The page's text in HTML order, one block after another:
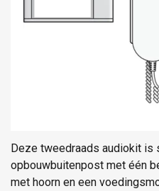
Deze tweedraads audiokit is
opbouwbuitenpost met één
met hoorn en een